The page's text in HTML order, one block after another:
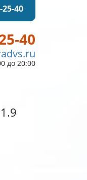
25-40
40
до 20:00